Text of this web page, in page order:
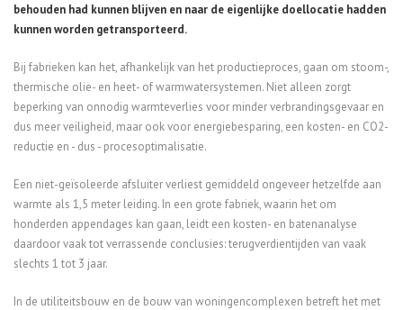
behouden had kunnen blijven en naar de eigenlijke doellocatie hadden
kunnen worden getransporteerd.
Bij fabrieken kan het, afhankelijk van het productieproces, gaan om stoom-,
thermische olie- en heet- of warmwatersystemen. Niet alleen zorgt
beperking van onnodig warmteverlies voor minder verbrandingsgevaar en
dus meer veiligheid, maar ook voor energiebesparing, een kosten- en CO2-
reductie en - dus - procesoptimalisatie.
Een niet-geïsoleerde afsluiter verliest gemiddeld ongeveer hetzelfde aan
warmte als 1,5 meter leiding. In een grote fabriek, waarin het om
honderden appendages kan gaan, leidt een kosten- en batenanalyse
daardoor vaak tot verrassende conclusies: terugverdientijden van vaak
slechts 1 tot 3 jaar.
In de utiliteitsbouw en de bouw van woningencomplexen betreft het met